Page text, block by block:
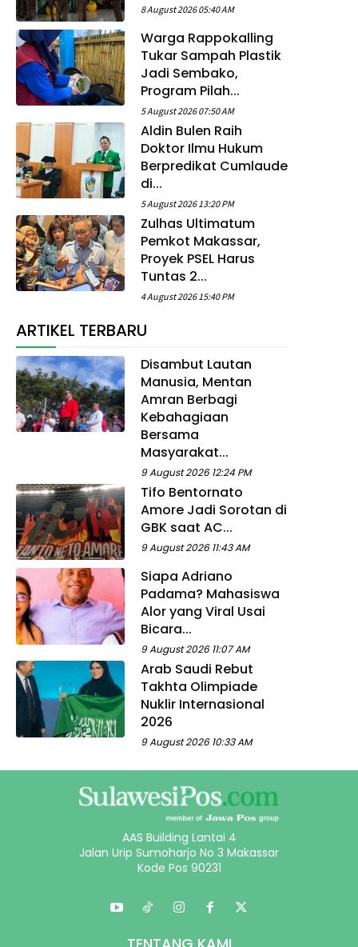
8 August 2026 05:40 AM
Warga Rappokalling
Tukar Sampah Plastik
Jadi Sembako,
Program Pilah...
5 August 2026 07:50 AM
Aldin Bulen Raih
Doktor Ilmu Hukum
Berpredikat Cumlaude
di...
5 August 2026 13:20 PM
Zulhas Ultimatum
Pemkot Makassar,
Proyek PSEL Harus
Tuntas 2...
4 August 2026 15:40 PM
ARTIKEL TERBARU
Disambut Lautan
Manusia, Mentan
Amran Berbagi
Kebahagiaan
Bersama
Masyarakat...
9 August 2026 12:24 PM
Tifo Bentornato
Amore Jadi Sorotan di
GBK saat AC...
9 August 2026 11:43 AM
Siapa Adriano
Padama? Mahasiswa
Alor yang Viral Usai
Bicara...
9 August 2026 11:07 AM
Arab Saudi Rebut
Takhta Olimpiade
Nuklir Internasional
2026
9 August 2026 10:33 AM
AAS Building Lantai 4
Jalan Urip Sumoharjo No 3 Makassar
Kode Pos 90231